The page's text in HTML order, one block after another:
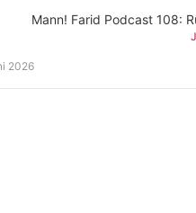
Mann! Farid Podcast 108:
2026